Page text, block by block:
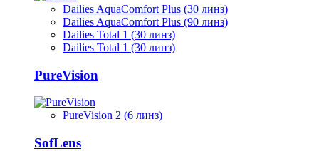
Dailies AquaComfort Plus (30 линз)
Dailies AquaComfort Plus (90 линз)
Dailies Total 1 (30 линз)
Dailies Total 1 (30 линз)
PureVision
PureVision 2 (6 линз)
SofLens